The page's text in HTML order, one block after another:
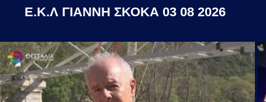
Ε.Κ.Λ ΓΙΑΝΝΗ ΣΚΟΚΑ 03 08 2026